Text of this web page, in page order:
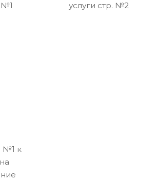
№1
услуги стр. №2
№1 к